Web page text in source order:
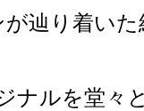
が辿り着い
ナルを堂々